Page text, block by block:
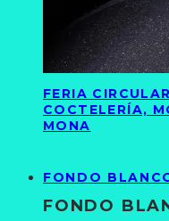
FERIA
COCTELERÍA,
MONA
FONDO
FONDO